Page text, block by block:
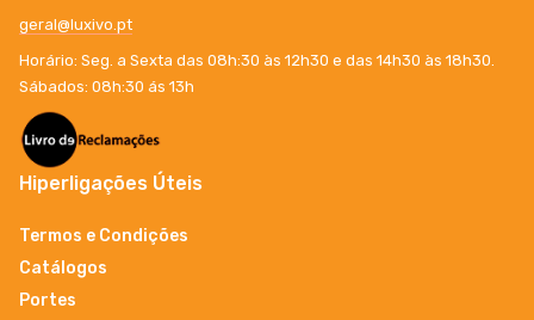
geral@luxivo.pt
Horário: Seg. a Sexta das 08h:30 às 12h30 e das 14h30 às 18h30.
Sábados: 08h:30 ás 13h
Hiperligações Úteis
Termos e Condições
Catálogos
Portes